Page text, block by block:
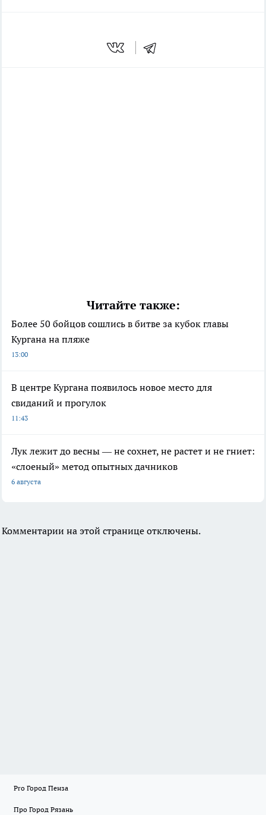
Читайте также:
Более 50 бойцов сошлись в битве за кубок главы
Кургана на пляже
13:00
В центре Кургана появилось новое место для
свиданий и прогулок
11:43
Лук лежит до весны — не сохнет, не растет и не гниет:
«слоеный» метод опытных дачников
6 августа
Комментарии на этой странице отключены.
Pro Город Пенза
Про Город Рязань